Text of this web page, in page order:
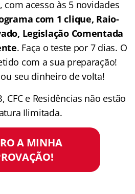
acesso às 5 novidades
com 1 clique, Raio-
Legislação Comentada
. Faça o teste por 7 dias. O
com a sua preparação!
seu dinheiro de volta!
CFC e Residências não estão
Ilimitada.
A MINHA